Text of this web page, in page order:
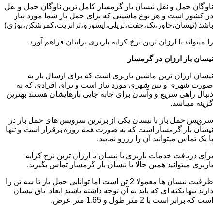
ناوگان حمل و نقل نیسان بار گرمسار کامل ترین ناوگان حمل و نقل
در کشور است و هر نوع ماشینی که برای حمل بار شما مورد نیاز
باشد (نیسان،خاور،تک،جفت،تریلی،ایسوزو،ترانزیت،کمرشکن،بوژی)
را میتواند با ارزان ترین نرخ کرایه باربری برایتان فراهم آورد.
نیسان بار ارزان در گرمسار
نیسان ارزان ترین ماشین باربری است که برای ارسال بار به
صورت شهری و بین شهری مورد نیاز است و برای افرادی که به
دنبال راهی سریع و وآسان برای جابه جایی بارهایشان هستند بهترین
گزینه میباشد.
سرویس حمل بار با نیسان یکی از برترین سرویس های حمل بار در
نیسان بار گرمسار است که به صورت همه روزه برقرار است و تنها
با یک تماس میتوانید آن را رزرو نمایید.
برای دریافت خدمات باربری با نیسان با ارزان ترین نرخ کرایه
باربری میتوانید همین حالا با نیسان بار گرمسار تماس بگیرید.
ظرفیت نیسان ها معمولا 2 تن است اما توانایی حمل بار تا سه تن را
دارند تنها نکته ای که باید به آن توجه داشته باشید ابعاد اتاق نیسان
است که برابر است با 2 متر طول و 1.65 متر عرض.